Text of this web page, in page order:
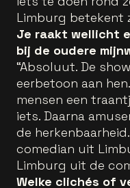
Limburg betekent
Je raakt wellicht
bij de oudere
“Absoluut. De
eerbetoon aan
mensen een
iets. Daarna
de
comedian uit
Limburg uit de
Welke clichés of